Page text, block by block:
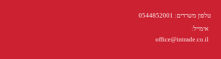
טלפון משרדים: 0544852001
אימייל:
office@intrade.co.il